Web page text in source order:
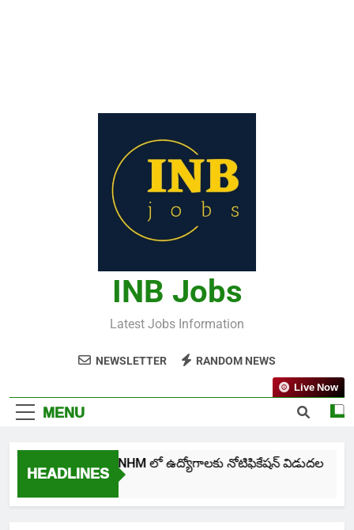
INB Jobs
Latest Jobs Information
NEWSLETTER RANDOM NEWS
MENU
Live Now
HEADLINES
తెలంగాణ NHM లో ఉద్యోగాలకు నోటిఫికేషన్ విడుదల